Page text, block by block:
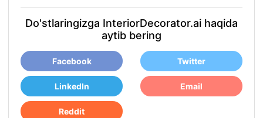
Do'stlaringizga InteriorDecorator.ai haqida
aytib bering
Facebook Twitter
LinkedIn Email
Reddit